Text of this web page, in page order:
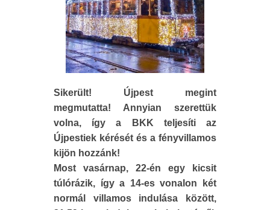
Sikerült! Újpest megint
megmutatta! Annyian szerettük
volna, így a BKK teljesíti az
Újpestiek kérését és a fényvillamos
kijön hozzánk!
Most vasárnap, 22-én egy kicsit
túlórázik, így a 14-es vonalon két
normál villamos indulása között,